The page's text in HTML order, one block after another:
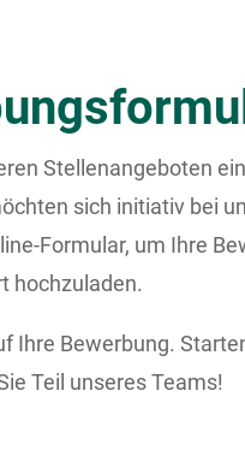
Stellenangeboten
sich initiativ bei
Formular, um Ihre
hochzuladen.
Ihre Bewerbung.
Teil unseres Teams!